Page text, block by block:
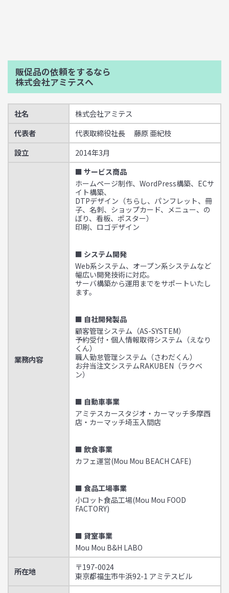
販促品の依頼をするなら
株式会社アミテスへ
社名
株式会社アミテス
代表者
代表取締役社長 藤原 亜紀枝
設立
2014年3月
業務内容
■ サービス商品
ホームページ制作、WordPress構築、ECサ
イト構築、
DTPデザイン（ちらし、パンフレット、冊
子、名刺、ショップカード、メニュー、の
ぼり、看板、ポスター）
印刷、ロゴデザイン
■ システム開発
Web系システム、オープン系システムなど
幅広い開発技術に対応。
サーバ構築から運用までをサポートいたし
ます。
■ 自社開発製品
顧客管理システム（AS-SYSTEM）
予約受付・個人情報取得システム（えなり
くん）
職人勤怠管理システム（さわだくん）
お弁当注文システムRAKUBEN（ラクベ
ン）
■ 自動車事業
アミテスカースタジオ・カーマッチ多摩西
店・カーマッチ埼玉入間店
■ 飲食事業
カフェ運営(Mou Mou BEACH CAFE)
■ 食品工場事業
小ロット食品工場(Mou Mou FOOD
FACTORY)
■ 貸室事業
Mou Mou B&H LABO
所在地
〒197-0024
東京都福生市牛浜92-1 アミテスビル